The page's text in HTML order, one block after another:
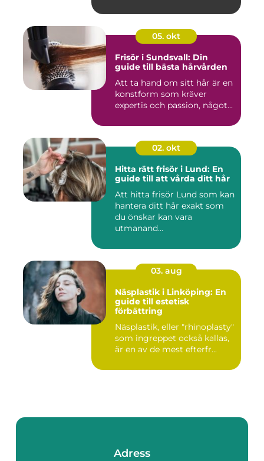
05. okt
Frisör i Sundsvall: Din
guide till bästa hårvården
Att ta hand om sitt hår är en
konstform som kräver
expertis och passion, något...
02. okt
Hitta rätt frisör i Lund: En
guide till att vårda ditt hår
Att hitta frisör Lund som kan
hantera ditt hår exakt som
du önskar kan vara
utmanand...
03. aug
Näsplastik i Linköping: En
guide till estetisk
förbättring
Näsplastik, eller "rhinoplasty"
som ingreppet också kallas,
är en av de mest efterfr...
Adress